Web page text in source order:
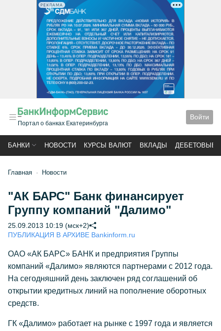
РЕКЛАМА
Портал о банках Екатеринбурга
Войти
БАНКИ НОВОСТИ КУРСЫ ВАЛЮТ ВКЛАДЫ ДЕБЕТОВЫЕ
Главная Новости
"АК БАРС" Банк финансирует
Группу компаний "Далимо"
25.09.2013 10:19 (мск+2)
ПУБЛИКАЦИЯ В АРХИВЕ Bankinform.ru
ОАО «АК БАРС» БАНК и предприятия Группы
компаний «Далимо» являются партнерами с 2012 года.
На сегодняшний день заключен ряд соглашений об
открытии кредитных линий на пополнение оборотных
средств.
ГК «Далимо» работает на рынке с 1997 года и является